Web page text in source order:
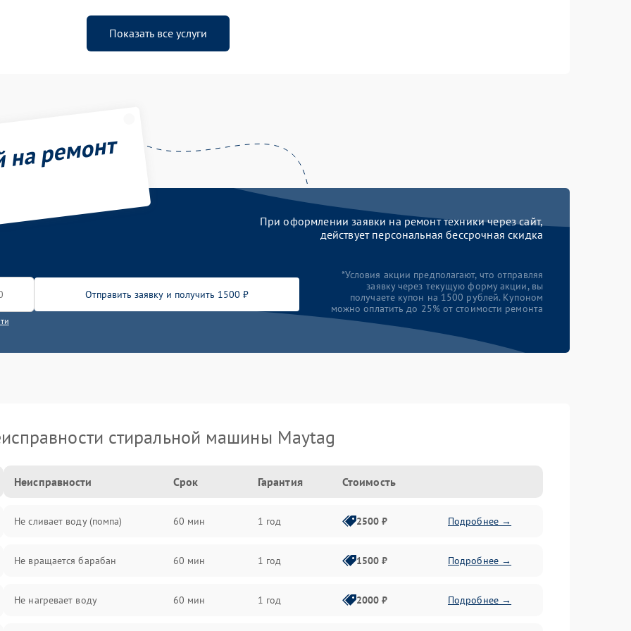
Показать все услуги
ремонт
При оформлении заявки на ремонт техники через сайт,
действует персональная бессрочная скидка
Отправить заявку и получить 1500 ₽
*Условия акции предполагают, что отправляя
заявку через текущую форму акции, вы
получаете купон на 1500 рублей. Купоном
можно оплатить до 25% от стоимости ремонта
стиральной машины Maytag
Неисправности Срок Гарантия Стоимость
Не сливает воду (помпа) 60 мин 1 год 2500 ₽ Подробнее →
Не вращается барабан 60 мин 1 год 1500 ₽ Подробнее →
Не нагревает воду 60 мин 1 год 2000 ₽ Подробнее →